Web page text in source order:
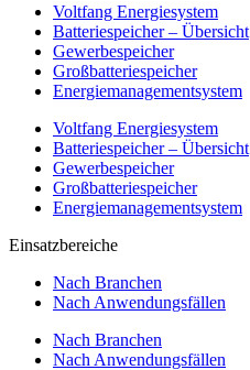
Voltfang Energiesystem
Batteriespeicher – Übersicht
Gewerbespeicher
Großbatteriespeicher
Energiemanagementsystem
Voltfang Energiesystem
Batteriespeicher – Übersicht
Gewerbespeicher
Großbatteriespeicher
Energiemanagementsystem
Einsatzbereiche
Nach Branchen
Nach Anwendungsfällen
Nach Branchen
Nach Anwendungsfällen